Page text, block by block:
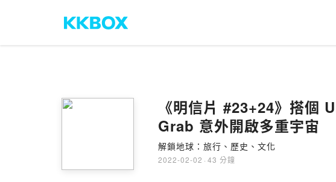
《明信片 #23+24》搭個
Grab 意外開啟多重宇宙
解鎖地球：旅行、歷史、文化
2022-02-02 · 43 分鐘